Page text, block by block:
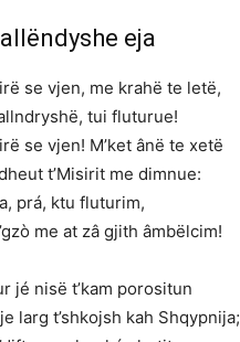
eja
se vjen, me krahë te letë,
tui fluturue!
se vjen! M’ket ânë te xetë
t’Misirit me dimnue:
prá, ktu fluturim,
me at zâ gjith âmbëlcim!
jé nisë t’kam porositun
larg t’shkojsh kah Shqypnija;